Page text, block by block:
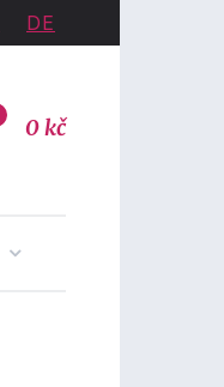
DE
0 kč